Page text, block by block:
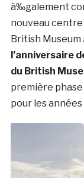
à‰galement
nouveau
British Museum
l’anniversaire
du British
première
pour les